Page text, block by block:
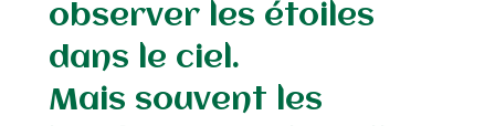
observer les étoiles
dans le ciel.
Mais souvent les